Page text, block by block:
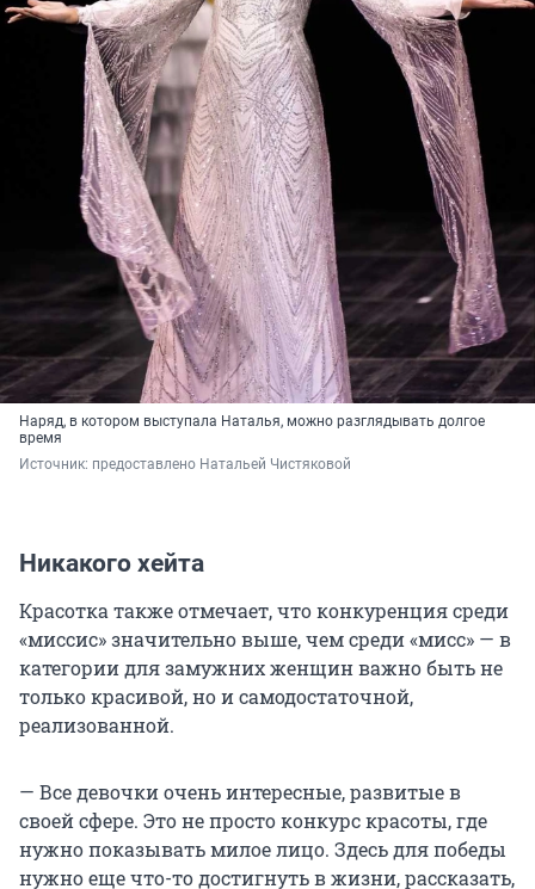
Наряд, в котором выступала Наталья, можно разглядывать долгое
время
Источник: предоставлено Натальей Чистяковой
Никакого хейта
Красотка также отмечает, что конкуренция среди
«миссис» значительно выше, чем среди «мисс» — в
категории для замужних женщин важно быть не
только красивой, но и самодостаточной,
реализованной.
— Все девочки очень интересные, развитые в
своей сфере. Это не просто конкурс красоты, где
нужно показывать милое лицо. Здесь для победы
нужно еще что-то достигнуть в жизни, рассказать,